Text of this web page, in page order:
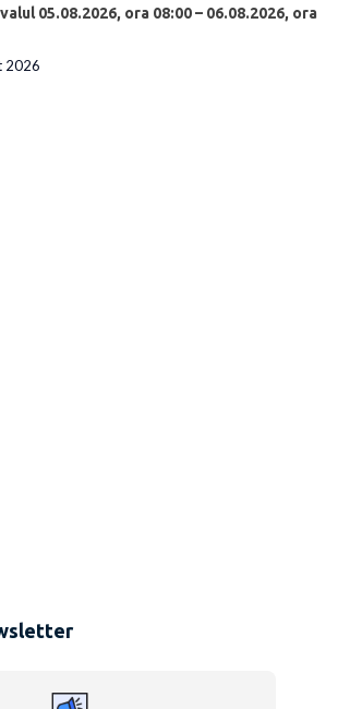
05.08.2026, ora 08:00 – 06.08.2026, ora
2026